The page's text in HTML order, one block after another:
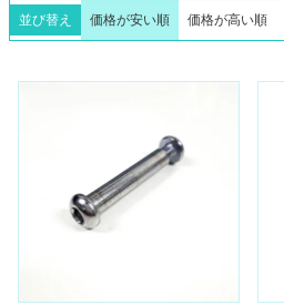
並び替え 価格が安い順 価格が高い順